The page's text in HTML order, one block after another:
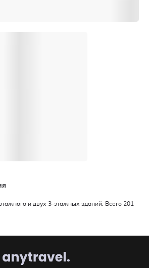
и двух 3-этажных зданий. Всего 201